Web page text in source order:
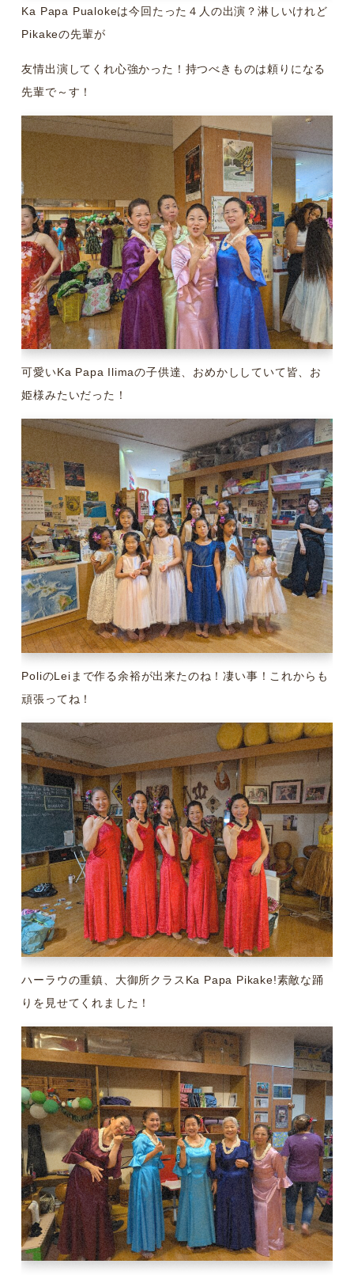
Ka Papa Pualokeは今回たった４人の出演？淋しいけれど
Pikakeの先輩が
友情出演してくれ心強かった！持つべきものは頼りになる
先輩で～す！
可愛いKa Papa Ilimaの子供達、おめかししていて皆、お
姫様みたいだった！
PoliのLeiまで作る余裕が出来たのね！凄い事！これからも
頑張ってね！
ハーラウの重鎮、大御所クラスKa Papa Pikake!素敵な踊
りを見せてくれました！